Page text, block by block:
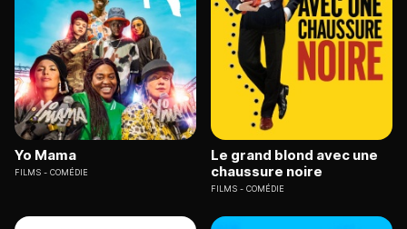
Yo Mama
FILMS COMÉDIE
Le grand blond avec une
chaussure noire
FILMS COMÉDIE